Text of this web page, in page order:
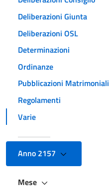
Deliberazioni Giunta
Deliberazioni OSL
Determinazioni
Ordinanze
Pubblicazioni Matrimoniali
Regolamenti
Varie
Anno 2157
Mese